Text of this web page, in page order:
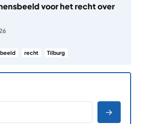
voor het recht over
recht Tilburg